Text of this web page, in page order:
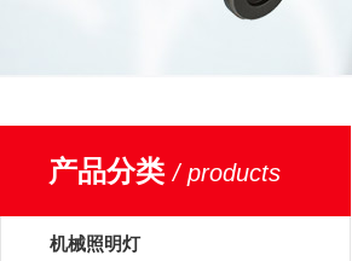
产品分类/ products
机械照明灯